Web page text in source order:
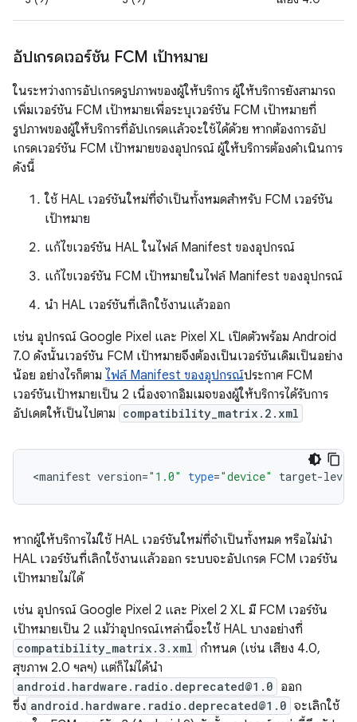
อัปเกรดเวอร์ชัน FCM เป้าหมาย
ในระหว่างการอัปเกรดรูปภาพของผู้ให้บริการ ผู้ให้บริการยังสามารถ
เพิ่มเวอร์ชัน FCM เป้าหมายเพื่อระบุเวอร์ชัน FCM เป้าหมายที่
รูปภาพของผู้ให้บริการที่อัปเกรดแล้วจะใช้ได้ด้วย หากต้องการอัป
เกรดเวอร์ชัน FCM เป้าหมายของอุปกรณ์ ผู้ให้บริการต้องดำเนินการ
ดังนี้
ใช้ HAL เวอร์ชันใหม่ที่จำเป็นทั้งหมดสำหรับ FCM เวอร์ชัน
เป้าหมาย
แก้ไขเวอร์ชัน HAL ในไฟล์ Manifest ของอุปกรณ์
แก้ไขเวอร์ชัน FCM เป้าหมายในไฟล์ Manifest ของอุปกรณ์
นำ HAL เวอร์ชันที่เลิกใช้งานแล้วออก
เช่น อุปกรณ์ Google Pixel และ Pixel XL เปิดตัวพร้อม Android
7.0 ดังนั้นเวอร์ชัน FCM เป้าหมายจึงต้องเป็นเวอร์ชันเดิมเป็นอย่าง
น้อย อย่างไรก็ตาม ไฟล์ Manifest ของอุปกรณ์ประกาศ FCM
เวอร์ชันเป้าหมายเป็น 2 เนื่องจากอิมเมจของผู้ให้บริการได้รับการ
อัปเดตให้เป็นไปตาม compatibility_matrix.2.xml
<manifest version="1.0" type="device" target-level
หากผู้ให้บริการไม่ใช้ HAL เวอร์ชันใหม่ที่จำเป็นทั้งหมด หรือไม่นำ
HAL เวอร์ชันที่เลิกใช้งานแล้วออก ระบบจะอัปเกรด FCM เวอร์ชัน
เป้าหมายไม่ได้
เช่น อุปกรณ์ Google Pixel 2 และ Pixel 2 XL มี FCM เวอร์ชัน
เป้าหมายเป็น 2 แม้ว่าอุปกรณ์เหล่านี้จะใช้ HAL บางอย่างที่
compatibility_matrix.3.xml กำหนด (เช่น เสียง 4.0,
สุขภาพ 2.0 ฯลฯ) แต่ก็ไม่ได้นำ
android.hardware.radio.deprecated@1.0 ออก
ซึ่ง android.hardware.radio.deprecated@1.0 จะเลิกใช้